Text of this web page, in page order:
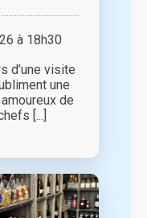
à 18h30
d’une visite
une
de
[...]